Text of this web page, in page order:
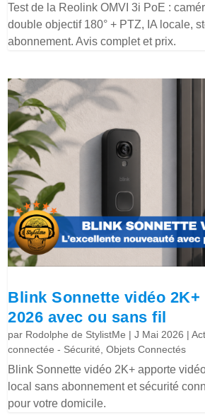
Test de la Reolink OMVI 3i PoE :
double objectif 180° + PTZ, IA locale,
abonnement. Avis complet et prix.
Blink Sonnette vidéo 2K+
2026 avec ou sans fil
par Rodolphe de StylistMe |J Mai 2026 |
connectée - Sécurité ,Objets Connectés
Blink Sonnette vidéo 2K+ apporte
local sans abonnement et sécurité
pour votre domicile.